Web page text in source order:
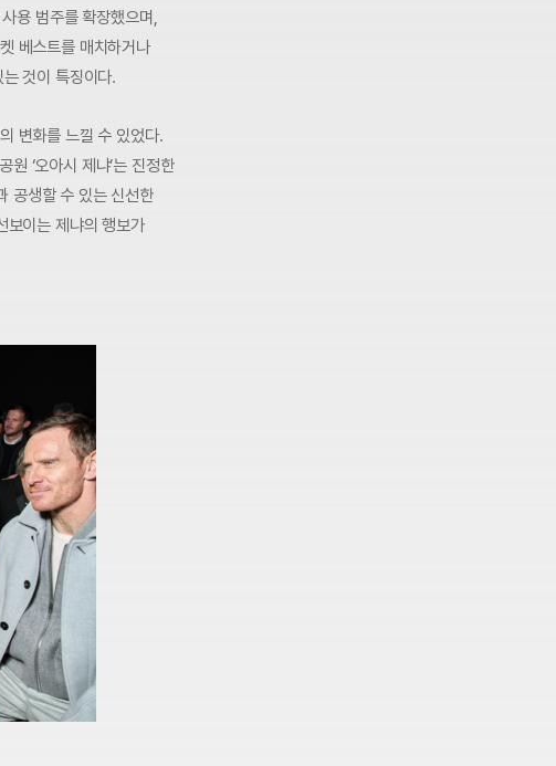
용 범주를 확장했으며,
베스트를 매치하거나
것이 특징이다.
변화를 느낄 수 있었다.
‘오아시 제냐’는 진정한
공생할 수 있는 신선한
보이는 제냐의 행보가